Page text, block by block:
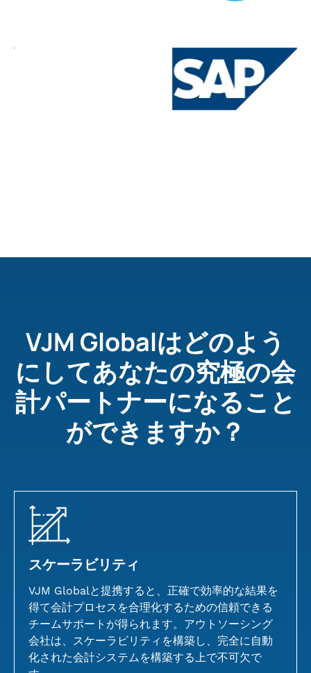
VJM Globalはどのよう
にしてあなたの究極の会
計パートナーになること
ができますか？
スケーラビリティ
VJM Globalと提携すると、正確で効率的な結果を
得て会計プロセスを合理化するための信頼できる
チームサポートが得られます。アウトソーシング
会社は、スケーラビリティを構築し、完全に自動
化された会計システムを構築する上で不可欠で